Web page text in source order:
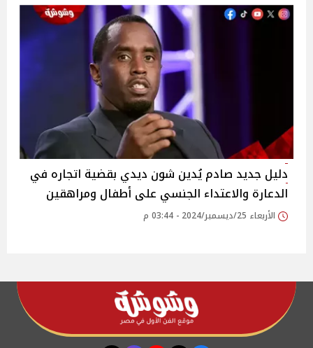
دليل جديد صادم يُدين شون ديدي بقضية اتجاره في
الدعارة والاعتداء الجنسي على أطفال ومراهقين
الأربعاء 25/ديسمبر/2024 - 03:44 م